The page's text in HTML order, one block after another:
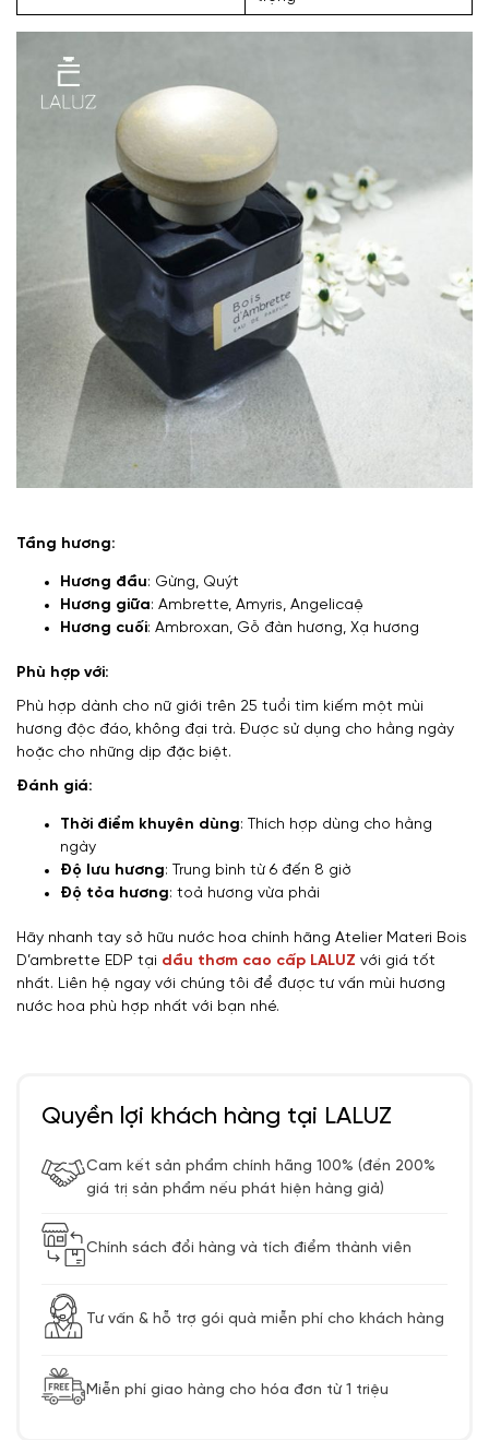
Tầng hương:
Hương đầu: Gừng, Quýt
Hương giữa: Ambrette, Amyris, Angelicaệ
Hương cuối: Ambroxan, Gỗ đàn hương, Xạ hương
Phù hợp với:
Phù hợp dành cho nữ giới trên 25 tuổi tìm kiếm một mùi
hương độc đáo, không đại trà. Được sử dụng cho hằng ngày
hoặc cho những dịp đặc biệt.
Đánh giá:
Thời điểm khuyên dùng: Thích hợp dùng cho hằng
ngày
Độ lưu hương: Trung bình từ 6 đến 8 giờ
Độ tỏa hương: toả hương vừa phải
Hãy nhanh tay sở hữu nước hoa chính hãng Atelier Materi Bois
D’ambrette EDP tại dầu thơm cao cấp LALUZ với giá tốt
nhất. Liên hệ ngay với chúng tôi để được tư vấn mùi hương
nước hoa phù hợp nhất với bạn nhé.
Quyền lợi khách hàng tại LALUZ
Cam kết sản phẩm chính hãng 100% (đền 200%
giá trị sản phẩm nếu phát hiện hàng giả)
Chính sách đổi hàng và tích điểm thành viên
Tư vấn & hỗ trợ gói quà miễn phí cho khách hàng
Miễn phí giao hàng cho hóa đơn từ 1 triệu